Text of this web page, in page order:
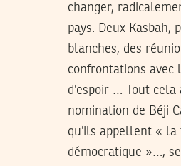
changer,
pays. Deux Kasbah,
blanches, des
confrontations avec
d’espoir … Tout
nomination de Béji
qu’ils appellent «
démocratique »…,